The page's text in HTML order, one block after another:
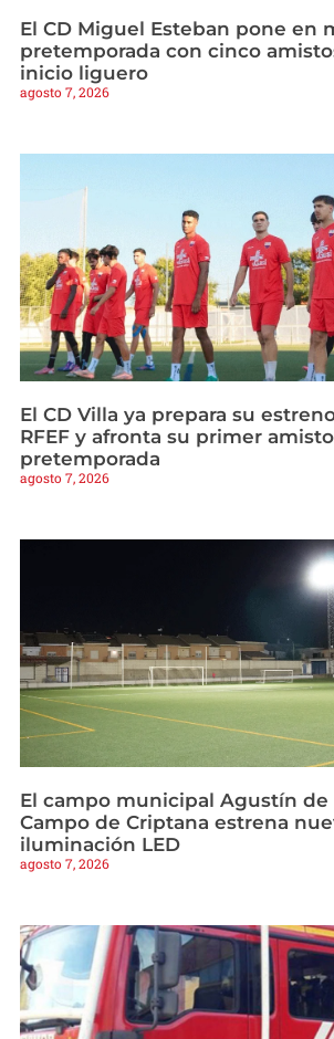
El CD Miguel Esteban pone en
pretemporada con cinco
inicio liguero
agosto 7, 2026
El CD Villa ya prepara su
RFEF y afronta su primer
pretemporada
agosto 7, 2026
El campo municipal Agustín de
Campo de Criptana estrena
iluminación LED
agosto 7, 2026